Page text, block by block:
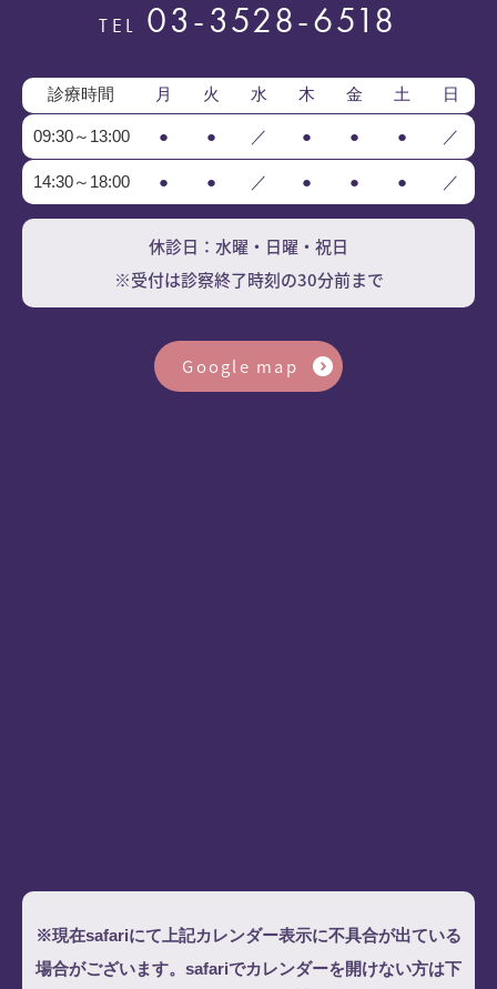
TEL 03-3528-6518
診療時間 月 火 水 木 金 土 日
09:30～13:00 ● ● ／ ● ● ● ／
14:30～18:00 ● ● ／ ● ● ● ／
休診日：水曜・日曜・祝日
※受付は診察終了時刻の30分前まで
Google map
※現在safariにて上記カレンダー表示に不具合が出ている
場合がございます。safariでカレンダーを開けない方は下